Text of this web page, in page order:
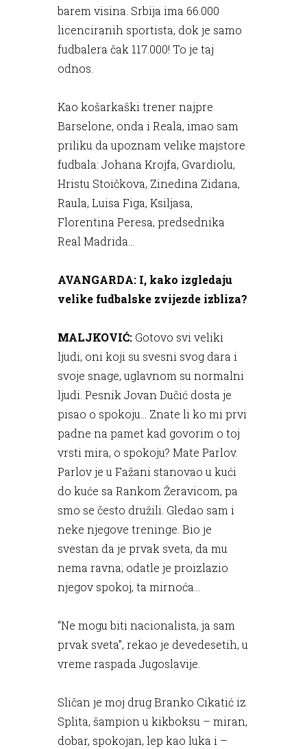
barem visina. Srbija ima 66.000
licenciranih sportista, dok je samo
fudbalera čak 117.000! To je taj
odnos.
Kao košarkaški trener najpre
Barselone, onda i Reala, imao sam
priliku da upoznam velike majstore
fudbala: Johana Krojfa, Gvardiolu,
Hristu Stoičkova, Zinedina Zidana,
Raula, Luisa Figa, Ksiljasa,
Florentina Peresa, predsednika
Real Madrida…
AVANGARDA: I, kako izgledaju
velike fudbalske zvijezde izbliza?
MALJKOVIĆ: Gotovo svi veliki
ljudi, oni koji su svesni svog dara i
svoje snage, uglavnom su normalni
ljudi. Pesnik Jovan Dučić dosta je
pisao o spokoju… Znate li ko mi prvi
padne na pamet kad govorim o toj
vrsti mira, o spokoju? Mate Parlov.
Parlov je u Fažani stanovao u kući
do kuće sa Rankom Žeravicom, pa
smo se često družili. Gledao sam i
neke njegove treninge. Bio je
svestan da je prvak sveta, da mu
nema ravna; odatle je proizlazio
njegov spokoj, ta mirnoća…
“Ne mogu biti nacionalista, ja sam
prvak sveta”, rekao je devedesetih, u
vreme raspada Jugoslavije.
Sličan je moj drug Branko Cikatić iz
Splita, šampion u kikboksu – miran,
dobar, spokojan, lep kao luka i –